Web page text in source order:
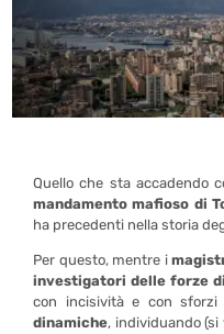
Quello che sta accadendo
mandamento mafioso di
ha precedenti nella storia
Per questo, mentre i
investigatori delle forze
con incisività e con sforzi
dinamiche, individuando (si